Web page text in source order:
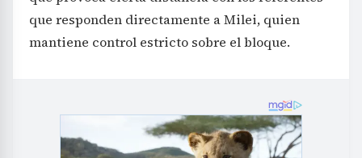
que responden directamente a Milei, quien
mantiene control estricto sobre el bloque.